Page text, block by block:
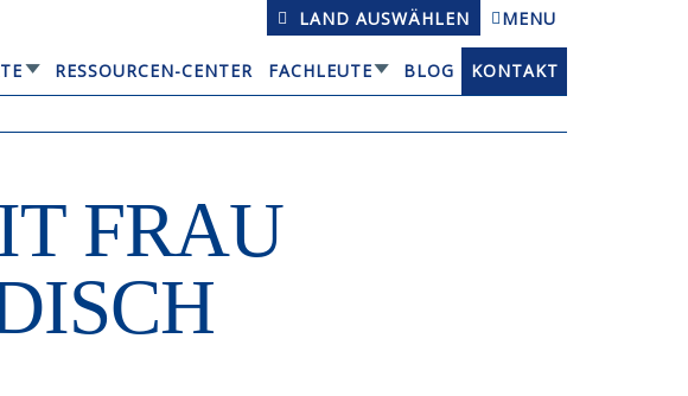
LAND AUSWÄHLEN MENU
RESSOURCEN-CENTER FACHLEUTE BLOG
KONTAKT
FRAU